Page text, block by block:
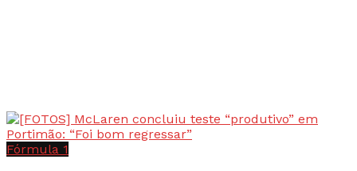
Fórmula 1